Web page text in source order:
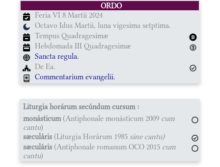
ORDO
Feria VI 8 Martii 2024
Octavo Idus Martii, luna vigesima setptima.
Tempus Quadragesimæ
Hebdomada III Quadragesimæ
Sancta regula.
De Ea.
Commentarium evangelii.
Liturgia horárum secúndum cursum :
monásticum(Antiphonale monásticum 2009 cum
cantu)
sæculáris (Liturgia Horárum 1985 sine cantu)
sæculáris (Antiphonale romanum OCO 2015 cum
cantu)